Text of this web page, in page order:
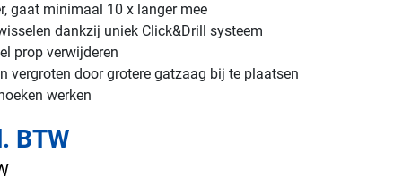
gaat minimaal 10 x langer mee
dankzij uniek Click&Drill systeem
prop verwijderen
vergroten door grotere gatzaag bij te plaatsen
werken
BTW